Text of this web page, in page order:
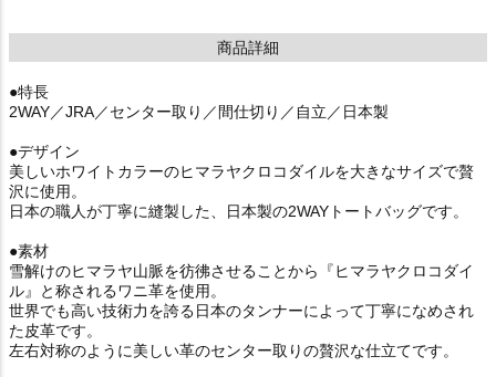
商品詳細
●特長
2WAY／JRA／センター取り／間仕切り／自立／日本製
●デザイン
美しいホワイトカラーのヒマラヤクロコダイルを大きなサイズで贅
沢に使用。
日本の職人が丁寧に縫製した、日本製の2WAYトートバッグです。
●素材
雪解けのヒマラヤ山脈を彷彿させることから『ヒマラヤクロコダイ
ル』と称されるワニ革を使用。
世界でも高い技術力を誇る日本のタンナーによって丁寧になめされ
た皮革です。
左右対称のように美しい革のセンター取りの贅沢な仕立てです。